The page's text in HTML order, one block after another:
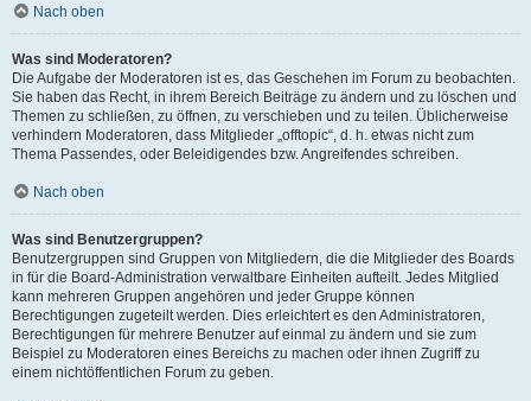
Nach oben
Was sind Moderatoren?
Die Aufgabe der Moderatoren ist es, das Geschehen im Forum zu beobachten.
Sie haben das Recht, in ihrem Bereich Beiträge zu ändern und zu löschen und
Themen zu schließen, zu öffnen, zu verschieben und zu teilen. Üblicherweise
verhindern Moderatoren, dass Mitglieder „offtopic“, d. h. etwas nicht zum
Thema Passendes, oder Beleidigendes bzw. Angreifendes schreiben.
Nach oben
Was sind Benutzergruppen?
Benutzergruppen sind Gruppen von Mitgliedern, die die Mitglieder des Boards
in für die Board-Administration verwaltbare Einheiten aufteilt. Jedes Mitglied
kann mehreren Gruppen angehören und jeder Gruppe können
Berechtigungen zugeteilt werden. Dies erleichtert es den Administratoren,
Berechtigungen für mehrere Benutzer auf einmal zu ändern und sie zum
Beispiel zu Moderatoren eines Bereichs zu machen oder ihnen Zugriff zu
einem nichtöffentlichen Forum zu geben.